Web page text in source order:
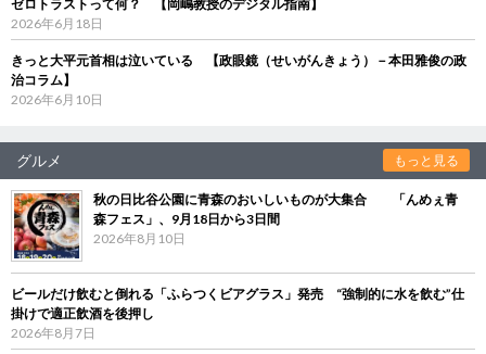
ゼロトラストって何？ 【岡嶋教授のデジタル指南】
2026年6月18日
きっと大平元首相は泣いている 【政眼鏡（せいがんきょう）－本田雅俊の政
治コラム】
2026年6月10日
グルメ もっと見る
秋の日比谷公園に青森のおいしいものが大集合 「んめぇ青
森フェス」、9月18日から3日間
2026年8月10日
ビールだけ飲むと倒れる「ふらつくビアグラス」発売 “強制的に水を飲む”仕
掛けで適正飲酒を後押し
2026年8月7日